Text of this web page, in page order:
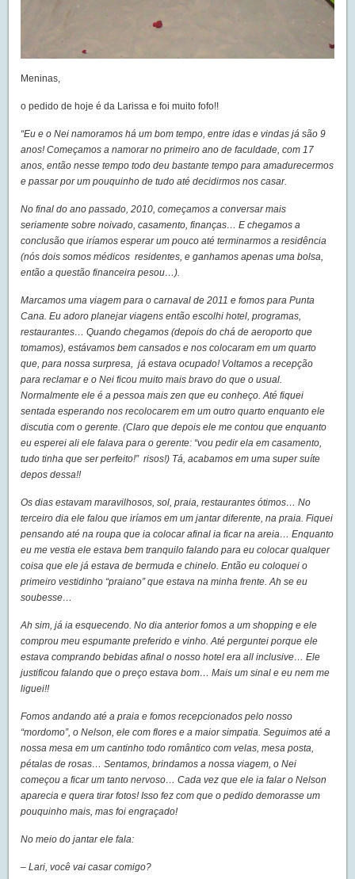
Meninas,
o pedido de hoje é da Larissa e foi muito fofo!!
“Eu e o Nei namoramos há um bom tempo, entre idas e vindas já são 9
anos! Começamos a namorar no primeiro ano de faculdade, com 17
anos, então nesse tempo todo deu bastante tempo para amadurecermos
e passar por um pouquinho de tudo até decidirmos nos casar.
No final do ano passado, 2010, começamos a conversar mais
seriamente sobre noivado, casamento, finanças… E chegamos a
conclusão que iríamos esperar um pouco até terminarmos a residência
(nós dois somos médicos residentes, e ganhamos apenas uma bolsa,
então a questão financeira pesou…).
Marcamos uma viagem para o carnaval de 2011 e fomos para Punta
Cana. Eu adoro planejar viagens então escolhi hotel, programas,
restaurantes… Quando chegamos (depois do chá de aeroporto que
tomamos), estávamos bem cansados e nos colocaram em um quarto
que, para nossa surpresa, já estava ocupado! Voltamos a recepção
para reclamar e o Nei ficou muito mais bravo do que o usual.
Normalmente ele é a pessoa mais zen que eu conheço. Até fiquei
sentada esperando nos recolocarem em um outro quarto enquanto ele
discutia com o gerente. (Claro que depois ele me contou que enquanto
eu esperei ali ele falava para o gerente: “vou pedir ela em casamento,
tudo tinha que ser perfeito!” risos!) Tá, acabamos em uma super suíte
depos dessa!!
Os dias estavam maravilhosos, sol, praia, restaurantes ótimos… No
terceiro dia ele falou que iríamos em um jantar diferente, na praia. Fiquei
pensando até na roupa que ia colocar afinal ia ficar na areia… Enquanto
eu me vestia ele estava bem tranquilo falando para eu colocar qualquer
coisa que ele já estava de bermuda e chinelo. Então eu coloquei o
primeiro vestidinho “praiano” que estava na minha frente. Ah se eu
soubesse…
Ah sim, já ia esquecendo. No dia anterior fomos a um shopping e ele
comprou meu espumante preferido e vinho. Até perguntei porque ele
estava comprando bebidas afinal o nosso hotel era all inclusive… Ele
justificou falando que o preço estava bom… Mais um sinal e eu nem me
liguei!!
Fomos andando até a praia e fomos recepcionados pelo nosso
“mordomo”, o Nelson, ele com flores e a maior simpatia. Seguimos até a
nossa mesa em um cantinho todo romântico com velas, mesa posta,
pétalas de rosas… Sentamos, brindamos a nossa viagem, o Nei
começou a ficar um tanto nervoso… Cada vez que ele ia falar o Nelson
aparecia e quera tirar fotos! Isso fez com que o pedido demorasse um
pouquinho mais, mas foi engraçado!
No meio do jantar ele fala:
– Lari, você vai casar comigo?